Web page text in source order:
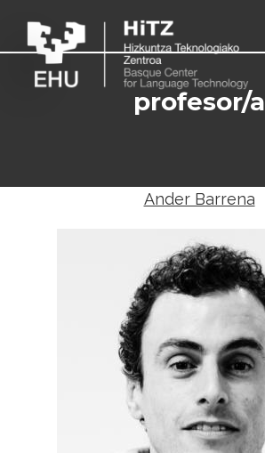
profesor/a
Ander Barrena